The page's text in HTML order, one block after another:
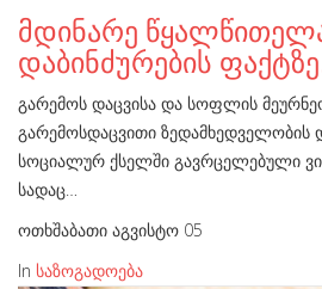
მდინარე
დაბინძურების
გარემოს დაცვისა და სოფლის
გარემოსდაცვითი ზედამხედველობის
სოციალურ ქსელში გავრცელებული
სადაც…
ოთხშაბათი აგვისტო 05
In საზოგადოება